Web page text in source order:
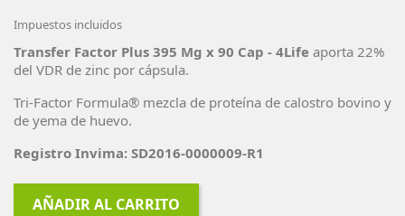
Impuestos incluidos
Transfer Factor Plus 395 Mg x 90 Cap - 4Life aporta 22%
del VDR de zinc por cápsula.
Tri-Factor Formula® mezcla de proteína de calostro bovino y
de yema de huevo.
Registro Invima: SD2016-0000009-R1
AÑADIR AL CARRITO